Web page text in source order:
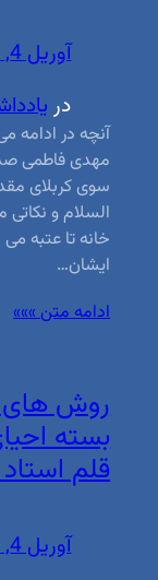
آوریل 4, 2023
در
آنچه در ادامه
مهدی فاطمی
سوی کربلای
السلام و نکاتی
ایشان…
ادامه متن »»»
روش های
بسته
قلم
آوریل 4, 2023